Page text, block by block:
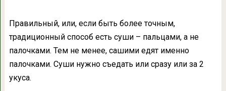
Правильный, или, если быть более точным,
традиционный способ есть суши – пальцами, а не
палочками. Тем не менее, сашими едят именно
палочками. Суши нужно съедать или сразу или за 2
укуса.